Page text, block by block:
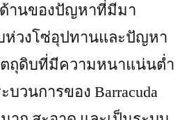
านของปัญหาที่มีมา
ห่วงโซ่อุปทานและปัญหา
ถุดิบที่มีความหนาแน่นต่ำ
บวนการของ Barracuda